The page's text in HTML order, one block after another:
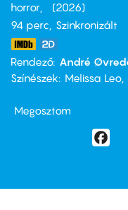
horror
2026
94 perc,
Szinkronizált
Rendező André
Színészek
Melissa Leo
Megosztom